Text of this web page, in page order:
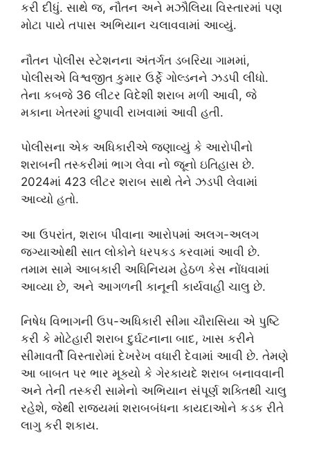
કરી દીધું. સાથે જ, નૌતન અને મઝૌલિયા વિસ્તારમાં પણ
મોટા પાયે તપાસ અભિયાન ચલાવવામાં આવ્યું.
નૌતન પોલીસ સ્ટેશનના અંતર્ગત ડબરિયા ગામમાં,
પોલીસએ વિશ્વજીત કુમાર ઉર્ફે ગોલ્ડનને ઝડપી લીધો.
તેના કબજે 36 લીટર વિદેશી શરાબ મળી આવી, જે
મકાના ખેતરમાં છુપાવી રાખવામાં આવી હતી.
પોલીસના એક અધિકારીએ જણાવ્યું કે આરોપીનો
શરાબની તસ્કરીમાં ભાગ લેવા નો જૂનો ઇતિહાસ છે.
2024માં 423 લીટર શરાબ સાથે તેને ઝડપી લેવામાં
આવ્યો હતો.
આ ઉપરાંત, શરાબ પીવાના આરોપમાં અલગ-અલગ
જગ્યાઓથી સાત લોકોને ધરપકડ કરવામાં આવી છે.
તમામ સામે આબકારી અધિનિયમ હેઠળ કેસ નોંધવામાં
આવ્યા છે, અને આગળની કાનૂની કાર્યવાહી ચાલુ છે.
નિષેધ વિભાગની ઉપ-અધિકારી સીમા ચૌરાસિયા એ પુષ્ટિ
કરી કે મોટેહારી શરાબ દુર્ઘટનાના બાદ, ખાસ કરીને
સીમાવર્તી વિસ્તારોમાં દેખરેખ વધારી દેવામાં આવી છે. તેમણે
આ બાબત પર ભાર મૂક્યો કે ગેરકાયદે શરાબ બનાવવાની
અને તેની તસ્કરી સામેનો અભિયાન સંપૂર્ણ શક્તિથી ચાલુ
રહેશે, જેથી રાજ્યમાં શરાબબંધના કાયદાઓને કડક રીતે
લાગુ કરી શકાય.